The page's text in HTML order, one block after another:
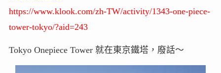
https://www.klook.com/zh-TW/activity/1343-one-piece-
tower-tokyo/?aid=243
Tokyo Onepiece Tower 就在東京鐵塔，廢話～